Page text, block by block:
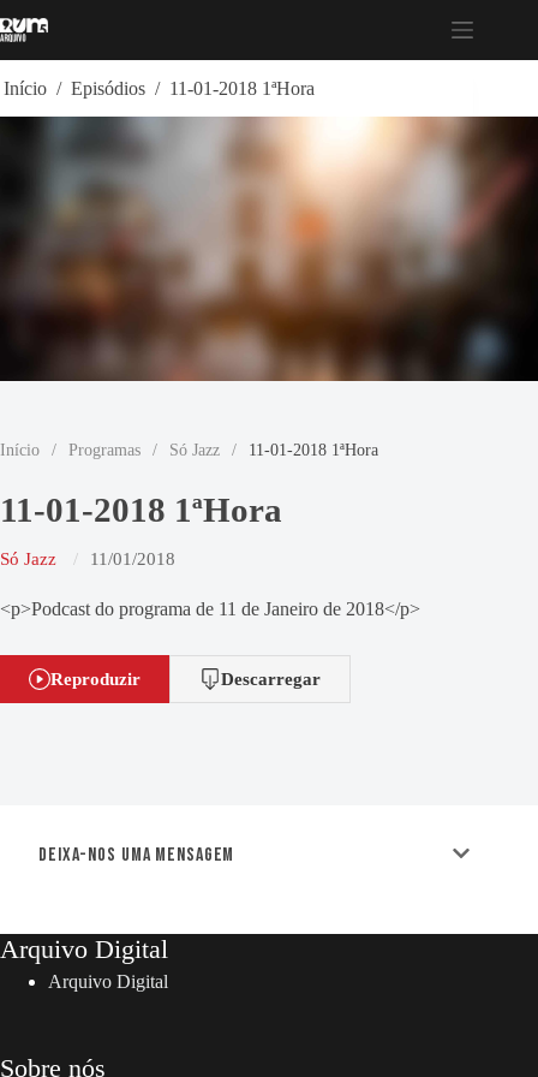
para
Início / Episódios / 11-01-2018 1ªHora
Início / Programas / Só Jazz / 11-01-2018 1ªHora
11-01-2018 1ªHora
Só Jazz 11/01/2018
<p>Podcast do programa de 11 de Janeiro de 2018</p>
Reproduzir Descarregar
Deixa-nos uma mensagem
Arquivo Digital
Arquivo Digital
Sobre nós